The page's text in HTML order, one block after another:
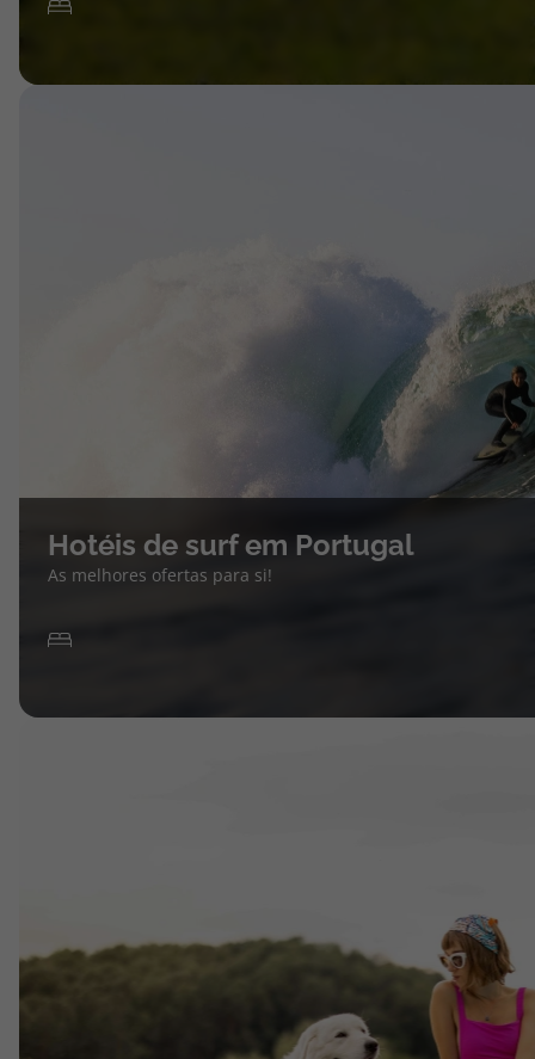
Hotéis de surf em Portugal
As melhores ofertas para si!